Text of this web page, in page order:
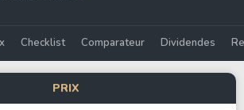
Checklist Comparateur Dividendes
PRIX